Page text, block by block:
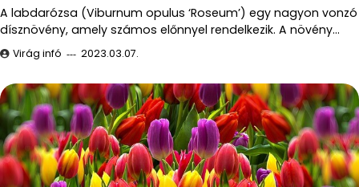
A labdarózsa (Viburnum opulus ‘Roseum’) egy nagyon vonzó
dísznövény, amely számos előnnyel rendelkezik. A növény…
Virág infó 2023.03.07.